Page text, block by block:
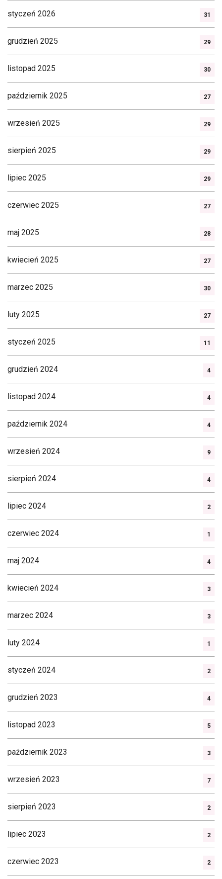
styczeń 2026 31
grudzień 2025 29
listopad 2025 30
październik 2025 27
wrzesień 2025 29
sierpień 2025 29
lipiec 2025 29
czerwiec 2025 27
maj 2025 28
kwiecień 2025 27
marzec 2025 30
luty 2025 27
styczeń 2025 11
grudzień 2024 4
listopad 2024 4
październik 2024 4
wrzesień 2024 9
sierpień 2024 4
lipiec 2024 2
czerwiec 2024 1
maj 2024 4
kwiecień 2024 3
marzec 2024 3
luty 2024 1
styczeń 2024 2
grudzień 2023 4
listopad 2023 5
październik 2023 3
wrzesień 2023 7
sierpień 2023 2
lipiec 2023 2
czerwiec 2023 2